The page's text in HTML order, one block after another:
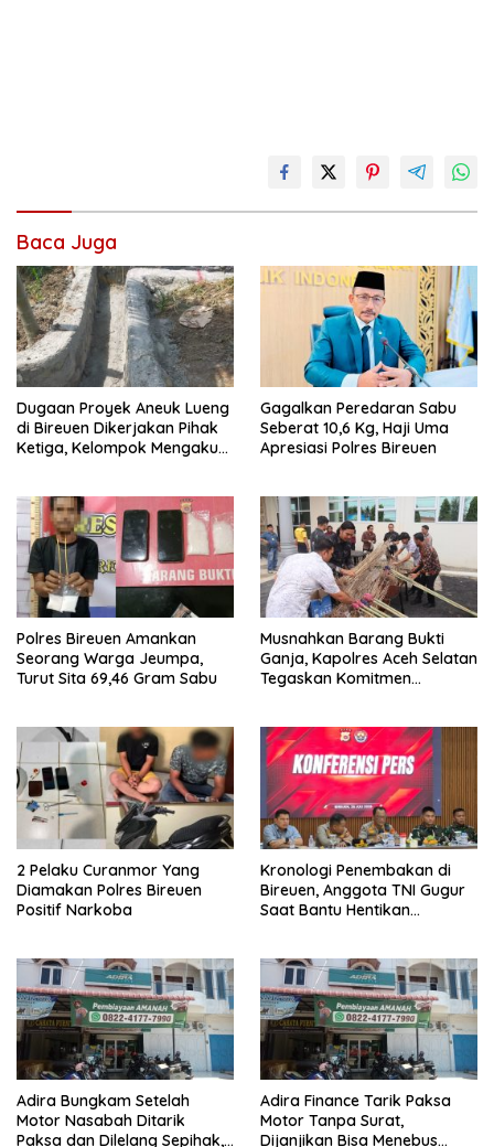
Baca Juga
Dugaan Proyek Aneuk Lueng
di Bireuen Dikerjakan Pihak
Ketiga, Kelompok Mengaku
Gagalkan Peredaran Sabu
Seberat 10,6 Kg, Haji Uma
Apresiasi Polres Bireuen
Polres Bireuen Amankan
Seorang Warga Jeumpa,
Turut Sita 69,46 Gram Sabu
Musnahkan Barang Bukti
Ganja, Kapolres Aceh Selatan
Tegaskan Komitmen
2 Pelaku Curanmor Yang
Diamakan Polres Bireuen
Positif Narkoba
Kronologi Penembakan di
Bireuen, Anggota TNI Gugur
Saat Bantu Hentikan
Adira Bungkam Setelah
Motor Nasabah Ditarik
Paksa dan Dilelang Sepihak,
Adira Finance Tarik Paksa
Motor Tanpa Surat,
Dijanjikan Bisa Menebus